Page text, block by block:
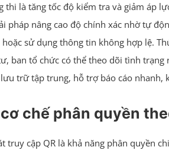
thi là tăng tốc độ kiểm tra và giảm áp
pháp nâng cao độ chính xác nhờ tự
sử dụng thông tin không hợp lệ.
ban tổ chức có thể theo dõi tình
trữ tập trung, hỗ trợ báo cáo
chế phân quyền
truy cập QR là khả năng phân quyền